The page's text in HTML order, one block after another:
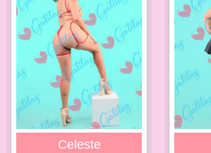
Celeste